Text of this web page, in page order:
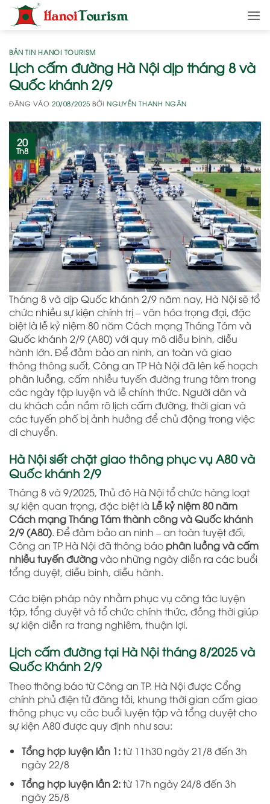
qua
dungBẢN TIN HANOI TOURISM
Lịch cấm đường Hà Nội dịp tháng 8 và
Quốc khánh 2/9
ĐĂNG VÀO20/08/2025 BỞINGUYỄN THANH NGÂN
20
Th8
Tháng 8 và dịp Quốc khánh 2/9 năm nay, Hà Nội sẽ tổ
chức nhiều sự kiện chính trị – văn hóa trọng đại, đặc
biệt là lễ kỷ niệm 80 năm Cách mạng Tháng Tám và
Quốc khánh 2/9 (A80) với quy mô diễu binh, diễu
hành lớn. Để đảm bảo an ninh, an toàn và giao
thông thông suốt, Công an TP Hà Nội đã lên kế hoạch
phân luồng, cấm nhiều tuyến đường trung tâm trong
các ngày tập luyện và lễ chính thức. Người dân và
du khách cần nắm rõ lịch cấm đường, thời gian và
các tuyến phố bị ảnh hưởng để chủ động trong việc
di chuyển.
Hà Nội siết chặt giao thông phục vụ A80 và
Quốc khánh 2/9
Tháng 8 và 9/2025, Thủ đô Hà Nội tổ chức hàng loạt
sự kiện quan trọng, đặc biệt là Lễ kỷ niệm 80 năm
Cách mạng Tháng Tám thành công và Quốc khánh
2/9 (A80). Để đảm bảo an ninh – an toàn tuyệt đối,
Công an TP Hà Nội đã thông báo phân luồng và cấm
nhiều tuyến đườngvào những ngày diễn ra các buổi
tổng duyệt, diễu binh, diễu hành.
Các biện pháp này nhằm phục vụ công tác luyện
tập, tổng duyệt và tổ chức chính thức, đồng thời giúp
sự kiện diễn ra trang nghiêm, thuận lợi.
Lịch cấm đường tại Hà Nội tháng 8/2025 và
Quốc Khánh 2/9
Theo thông báo từ Công an TP. Hà Nội được Cổng
chính phủ điện tử đăng tải, khung thời gian cấm giao
thông phục vụ các buổi luyện tập và tổng duyệt cho
sự kiện A80 được quy định như sau:
Tổng hợp luyện lần 1:từ 11h30 ngày 21/8 đến 3h
ngày 22/8
Tổng hợp luyện lần 2:từ 17h ngày 24/8 đến 3h
ngày 25/8